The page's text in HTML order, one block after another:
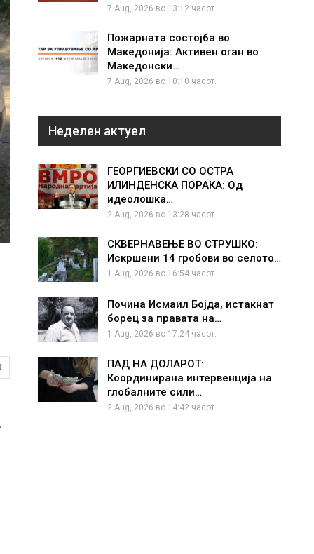
7 Aug, 2026 во 13:12 часот.
Пожарната состојба во
Македонија: Активен оган во
Македонски…
7 Aug, 2026 во 10:10 часот.
Неделен актуел
ГЕОРГИЕВСКИ СО ОСТРА
ИЛИНДЕНСКА ПОРАКА: Од
идеолошка…
2 Aug, 2026 во 13:28 часот.
СКВЕРНАВЕЊЕ ВО СТРУШКО:
Искршени 14 гробови во селото…
1 Aug, 2026 во 16:54 часот.
Почина Исмаил Бојда, истакнат
борец за правата на…
1 Aug, 2026 во 17:24 часот.
ПАД НА ДОЛАРОТ:
Координирана интервенција на
глобалните сили…
2 Aug, 2026 во 14:42 часот.